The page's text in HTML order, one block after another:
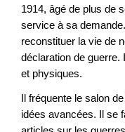
1914, âgé de plus de
service à sa
reconstituer la vie de
déclaration de
et physiques.
Il fréquente le salon
idées avancées. Il se